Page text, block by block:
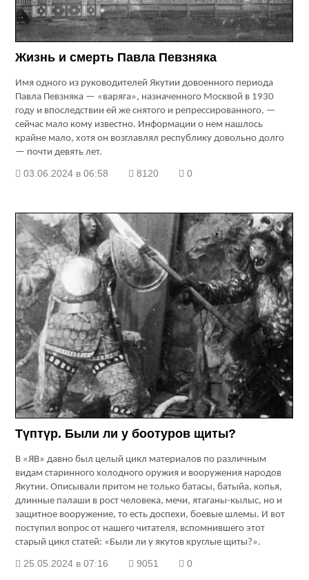
Жизнь и смерть Павла Певзняка
Имя одного из руководителей Якутии довоенного периода
Павла Певзняка — «варяга», назначенного Москвой в 1930
году и впоследствии ей же снятого и репрессированного, —
сейчас мало кому известно. Информации о нем нашлось
крайне мало, хотя он возглавлял республику довольно долго
— почти девять лет.
03.06.2024 в 06:58 8120 0
Түптүр. Были ли у боотуров щиты?
В «ЯВ» давно был целый цикл материалов по различным
видам старинного холодного оружия и вооружения народов
Якутии. Описывали притом не только батасы, батыйа, копья,
длинные палаши в рост человека, мечи, ятаганы-кылыс, но и
защитное вооружение, то есть доспехи, боевые шлемы. И вот
поступил вопрос от нашего читателя, вспомнившего этот
старый цикл статей: «Были ли у якутов круглые щиты?».
25.05.2024 в 07:16 9051 0